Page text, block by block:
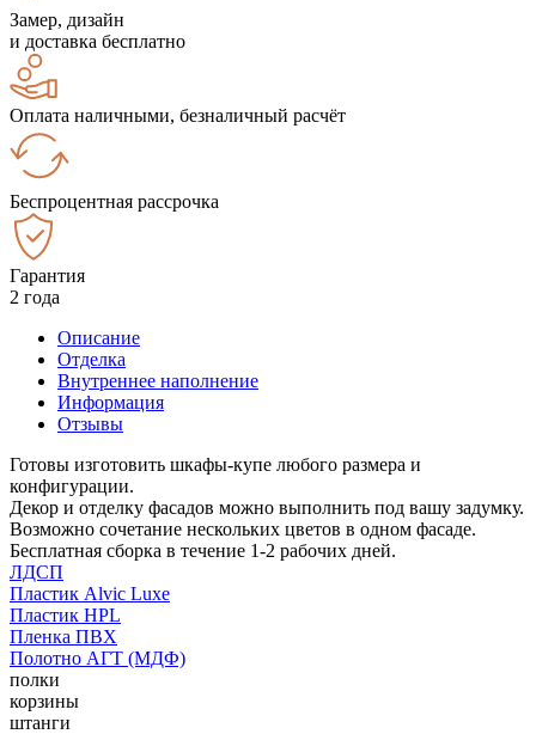
Замер, дизайн
и доставка бесплатно
Оплата наличными, безналичный расчёт
Беспроцентная рассрочка
Гарантия
2 года
Описание
Отделка
Внутреннее наполнение
Информация
Отзывы
Готовы изготовить шкафы-купе любого размера и
конфигурации.
Декор и отделку фасадов можно выполнить под вашу задумку.
Возможно сочетание нескольких цветов в одном фасаде.
Бесплатная сборка в течение 1-2 рабочих дней.
ЛДСП
Пластик Alvic Luxe
Пластик HPL
Пленка ПВХ
Полотно АГТ (МДФ)
полки
корзины
штанги